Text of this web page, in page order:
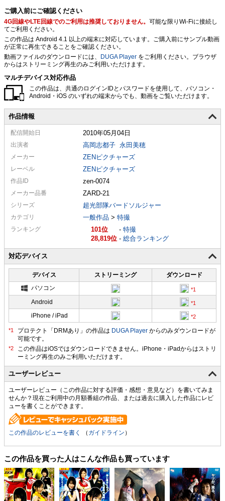
ご購入前にご確認ください
4G回線やLTE回線でのご利用は推奨しておりません。 可能な限りWi-Fiに接続し
てご利用ください。
この作品は Android 4.1 以上の端末に対応しています。ご購入前にサンプル動画
が正常に再生できることをご確認ください。
動画ファイルのダウンロードには、 DUGA Player をご利用ください。ブラウザ
からはストリーミング再生のみご利用いただけます。
マルチデバイス対応作品
この作品は、共通のログインIDとパスワードを使用して、パソコン・
Android・iOS のいずれの端末からでも、動画をご覧いただけます。
作品情報
配信開始日 2010年05月04日
出演者 高岡志都子 永田美穂
メーカー ZENピクチャーズ
レーベル ZENピクチャーズ
作品ID zen-0074
メーカー品番 ZARD-21
シリーズ 超光部隊バードソルジャー
カテゴリ 一般作品 > 特撮
ランキング 101 - 特撮
28,819
- 総合ランキング
対応デバイス
デバイス ストリーミング
ダウンロード
パソコン
Android
iPhone / iPad
プロテクト「DRMあり」の作品は DUGA Player からのみダウンロードが
可能です。
ユーザーレビュー
ユーザーレビュー（この作品に対する評価・感想・意見など）を書いてみま
せんか？現在ご利用中の月額番組の作品、または過去に購入した作品にレビ
ューを書くことができます。
この作品のレビューを書く （ ガイドライン ）
この作品を買った人はこんな作品も買っています